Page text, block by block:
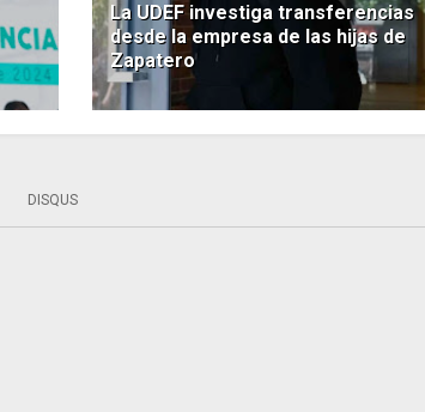
La UDEF investiga transferencias
desde la empresa de las hijas de
Zapatero
DISQUS